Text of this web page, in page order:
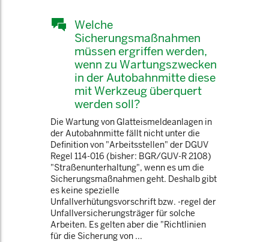
Welche
Sicherungsmaßnahmen
müssen ergriffen werden,
wenn zu Wartungszwecken
in der Autobahnmitte diese
mit Werkzeug überquert
werden soll?
Die Wartung von Glatteismeldeanlagen in
der Autobahnmitte fällt nicht unter die
Definition von "Arbeitsstellen" der DGUV
Regel 114-016 (bisher: BGR/GUV-R 2108)
"Straßenunterhaltung", wenn es um die
Sicherungsmaßnahmen geht. Deshalb gibt
es keine spezielle
Unfallverhütungsvorschrift bzw. -regel der
Unfallversicherungsträger für solche
Arbeiten. Es gelten aber die "Richtlinien
für die Sicherung von ...